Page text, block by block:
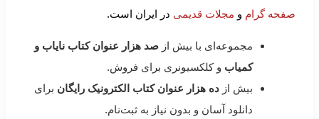
صفحه گرام و مجلات قدیمی در ایران است.
مجموعه‌ای با بیش از صد هزار عنوان کتاب نایاب و
کمیاب و کلکسیونری برای فروش.
بیش از ده هزار عنوان کتاب الکترونیک رایگان برای
دانلود آسان و بدون نیاز به ثبت‌نام.